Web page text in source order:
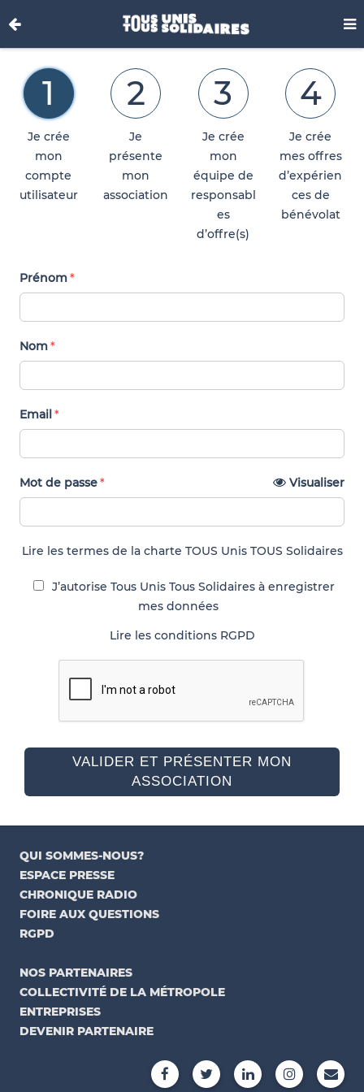
1
Je crée
mon
compte
utilisateur
2
Je
présente
mon
association
3
Je crée
mon
équipe de
responsabl
es
d’offre(s)
4
Je crée
mes offres
d’expérien
ces de
bénévolat
Prénom
Nom
Email
Mot de passe Visualiser
Lire les termes de la charte TOUS Unis TOUS Solidaires
J’autorise Tous Unis Tous Solidaires à enregistrer
mes données
Lire les conditions RGPD
VALIDER ET PRÉSENTER MON
ASSOCIATION
QUI SOMMES-NOUS?
ESPACE PRESSE
CHRONIQUE RADIO
FOIRE AUX QUESTIONS
RGPD
NOS PARTENAIRES
COLLECTIVITÉ DE LA MÉTROPOLE
ENTREPRISES
DEVENIR PARTENAIRE